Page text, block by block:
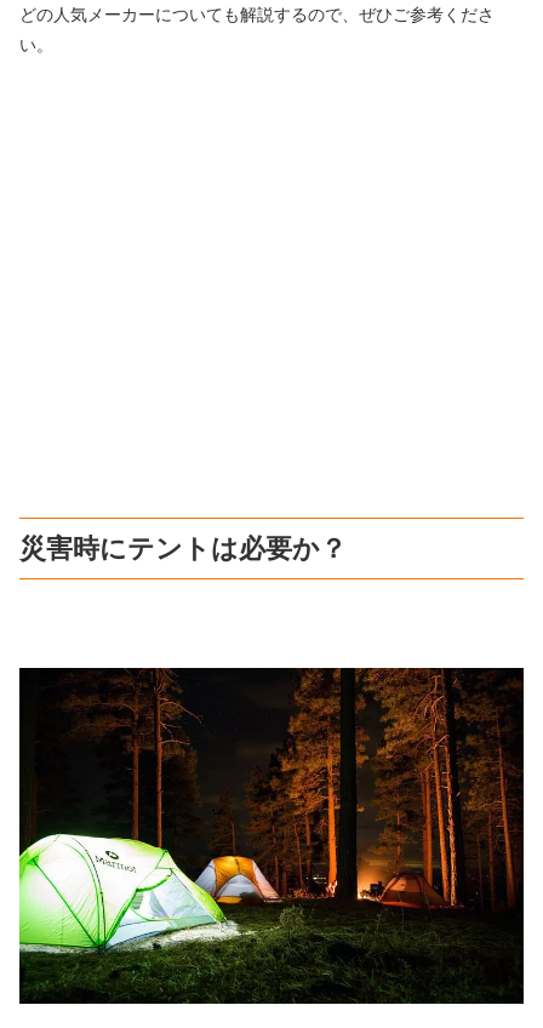
どの人気メーカーについても解説するので、ぜひご参考くださ
い。
災害時にテントは必要か？